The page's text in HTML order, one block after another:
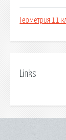
Геометрия 11
Links